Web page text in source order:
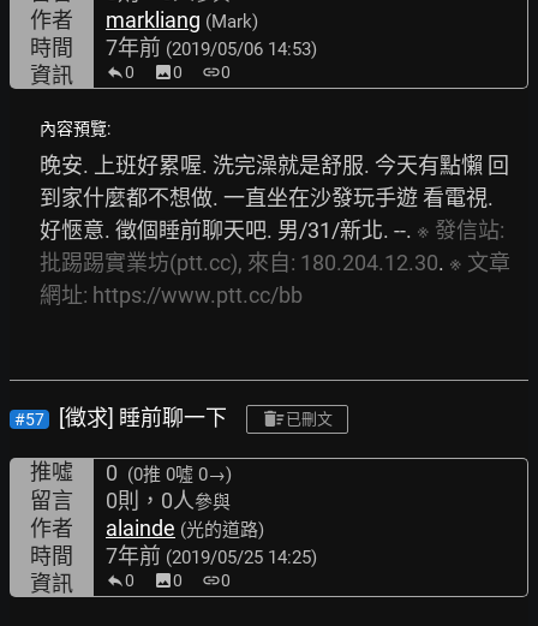
作者 markliang (Mark)
時間 7年前 (2019/05/06 14:53)
資訊 0 image0 link0
內容預覽:
晚安. 上班好累喔. 洗完澡就是舒服. 今天有點懶 回
到家什麼都不想做. 一直坐在沙發玩手遊 看電視.
好愜意. 徵個睡前聊天吧. 男/31/新北. --. ※ 發信站:
批踢踢實業坊(ptt.cc), 來自: 180.204.12.30. ※ 文章
網址: https://www.ptt.cc/bb
#57 [徵求] 睡前聊一下 已刪文
推噓 0 (0推 0噓 0→)
留言 0則，0人參與
作者 alainde (光的道路)
時間 7年前 (2019/05/25 14:25)
資訊 0 image0 link0